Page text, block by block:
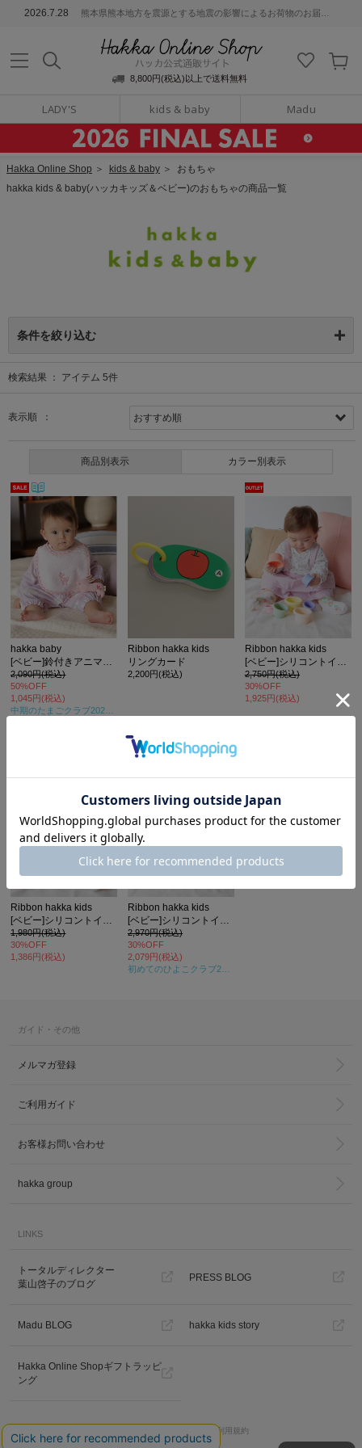
2026.7.28 熊本県熊本地方を震源とする地震の影響によるお荷物のお届けについて
8,800円(税込)以上で送料無料
LADY'S kids & baby Madu
通販サイト
Hakka Online Shop ＞ kids & baby ＞ おもちゃ
hakka kids & baby(ハッカキッズ＆ベビー)のおもちゃの商品一覧
条件を絞り込む
検索結果 ： アイテム 5件
表示順 ：
商品別表示 カラー別表示
hakka baby
[ベビー]鈴付きアニマルマスコット
2,090円(税込)
50%OFF
1,045円(税込)
Ribbon hakka kids
リングカード
2,200円(税込)
Ribbon hakka kids
[ベビー]シリコントイスタッキングカップ
2,750円(税込)
30%OFF
1,925円(税込)
Ribbon hakka kids
[ベビー]シリコントイベビーボール
1,980円(税込)
30%OFF
1,386円(税込)
Ribbon hakka kids
[ベビー]シリコントイパズルブロック
2,970円(税込)
30%OFF
2,079円(税込)
ガイド・その他
メルマガ登録
ご利用ガイド
お客様お問い合わせ
hakka group
LINKS
トータルディレクター
葉山啓子のブログ
PRESS BLOG
Madu BLOG hakka kids story
Hakka Online Shopギフトラッピ
ング
ご利用規約